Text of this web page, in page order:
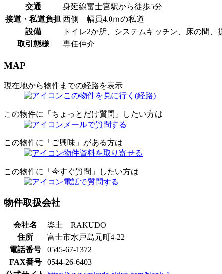
交通
身延線富士宮駅から徒歩5分
接道・私道負担 西側 幅員4.0ｍの私道
設備
トイレ2か所、システムキッチン、床の間
取引態様
専任仲介
MAP
現在地から物件までの経路を表示
この物件を見に行く(経路)
この物件に「ちょっとだけ質問」したい方は
メールで質問する
この物件に「ご興味」がある方は
物件資料を取り寄せる
この物件に「今すぐ質問」したい方は
電話で質問する
物件取扱会社
会社名
楽土 RAKUDO
住所
富士市水戸島元町4-22
電話番号
0545-67-1372
FAX番号
0544-26-6403